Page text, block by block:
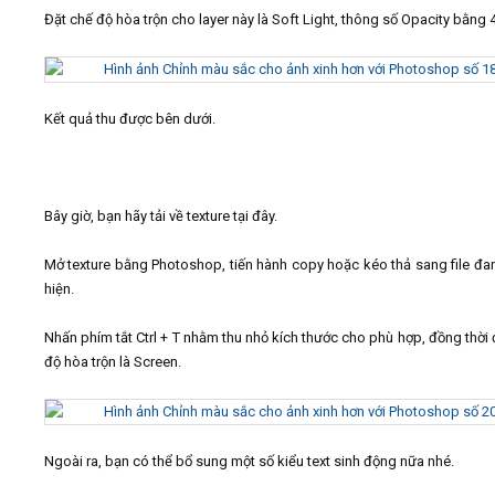
Đặt chế độ hòa trộn cho layer này là Soft Light, thông số Opacity bằng
Kết quả thu được bên dưới.
Bây giờ, bạn hãy tải về texture tại đây.
Mở texture bằng Photoshop, tiến hành copy hoặc kéo thả sang file
hiện.
Nhấn phím tắt Ctrl + T nhằm thu nhỏ kích thước cho phù hợp, đồng thời
độ hòa trộn là Screen.
Ngoài ra, bạn có thể bổ sung một số kiểu text sinh động nữa nhé.